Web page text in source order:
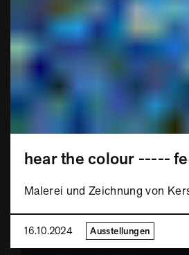
hear the colour -----
Malerei und Zeichnung von
16.10.2024 Ausstellungen